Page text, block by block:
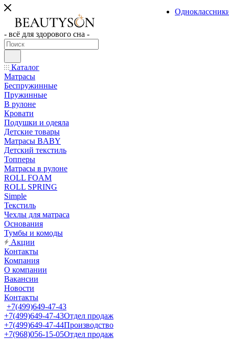
- всё для здорового сна -
Каталог
Матрасы
Беспружинные
Пружинные
В рулоне
Кровати
Подушки и одеяла
Детские товары
Матрасы BABY
Детский текстиль
Топперы
Матрасы в рулоне
ROLL FOAM
ROLL SPRING
Simple
Текстиль
Чехлы для матраса
Основания
Тумбы и комоды
Акции
Контакты
Компания
О компании
Вакансии
Новости
Контакты
+7(499)649-47-43
+7(499)649-47-43Отдел продаж
+7(499)649-47-44Производство
+7(968)056-15-05Отдел продаж